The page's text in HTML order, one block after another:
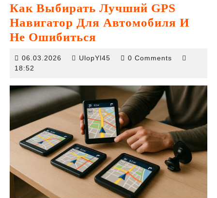
Как Выбирать Лучший GPS
Навигатор Для Автомобиля И
Не Ошибиться
06.03.2026 06.03.2026
UlopYl45
0 Comments
18:52